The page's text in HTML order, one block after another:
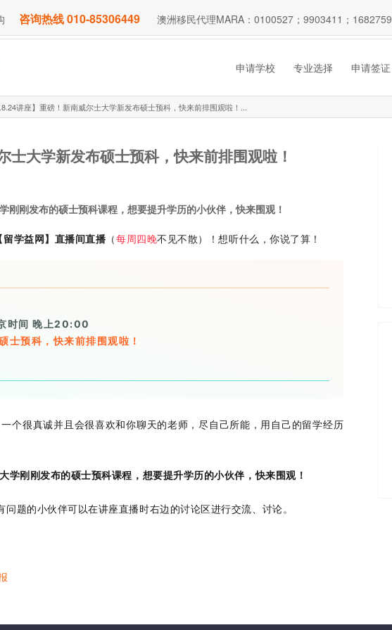
咨询热线 010-85306449 澳洲移民代理MARA：0100527；9903411；1682759
申请学校 专业选择 申请签证
讲座】重磅！新南威尔士大学新发布硕士预科，快来前排围观啦！...
士大学新发布硕士预科，快来前排围观啦！
刚发布的硕士预科课程，想要提升学历的小伙伴，快来围观！
学益网】直播间直播 （每周四晚不见不散）！想听什么，你说了算！
时间 晚上20:00
士预科，快来前排围观啦！
个很真诚并且会很喜欢和你聊天的老师，尽自己所能，用自己的留学经历
刚刚发布的硕士预科课程，想要提升学历的小伙伴，快来围观！
题的小伙伴可以在讲座直播时右边的讨论区进行交流、讨论。